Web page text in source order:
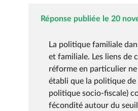
Réponse publiée le 20
La politique familiale
et familiale. Les liens de
réforme en particulier
établi que la politique de
politique socio-fiscale)
fécondité autour du